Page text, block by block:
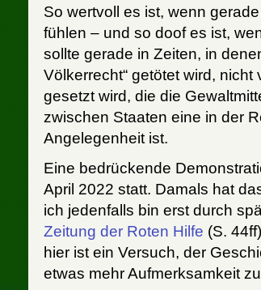
So wertvoll es ist, wenn
fühlen – und so doof es ist,
sollte gerade in Zeiten, in
Völkerrecht“ getötet wird,
gesetzt wird, die die
zwischen Staaten eine in der
Angelegenheit ist.
Eine bedrückende
April 2022 statt. Damals hat
ich jedenfalls bin erst durch
Zeitung der Roten Hilfe (S.
hier ist ein Versuch, der
etwas mehr Aufmerksamkeit